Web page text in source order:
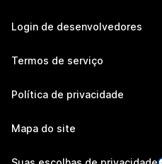
Login de desenvolvedores
Termos de serviço
Política de privacidade
Mapa do site